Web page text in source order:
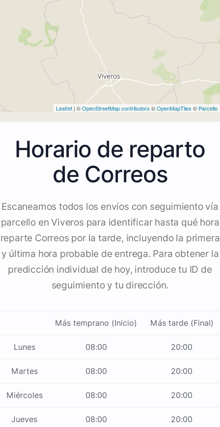
Leaflet | ©OpenStreetMap contributors ©OpenMapTiles © Parcello
Horario de reparto
de Correos
Escaneamos todos los envíos con seguimiento vía
parcello en Viveros para identificar hasta qué hora
reparte Correos por la tarde, incluyendo la primera
y última hora probable de entrega. Para obtener la
predicción individual de hoy, introduce tu ID de
seguimiento y tu dirección.
Más temprano (Inicio) Más tarde (Final)
Lunes 08:00 20:00
Martes 08:00 20:00
Miércoles 08:00 20:00
Jueves 08:00 20:00